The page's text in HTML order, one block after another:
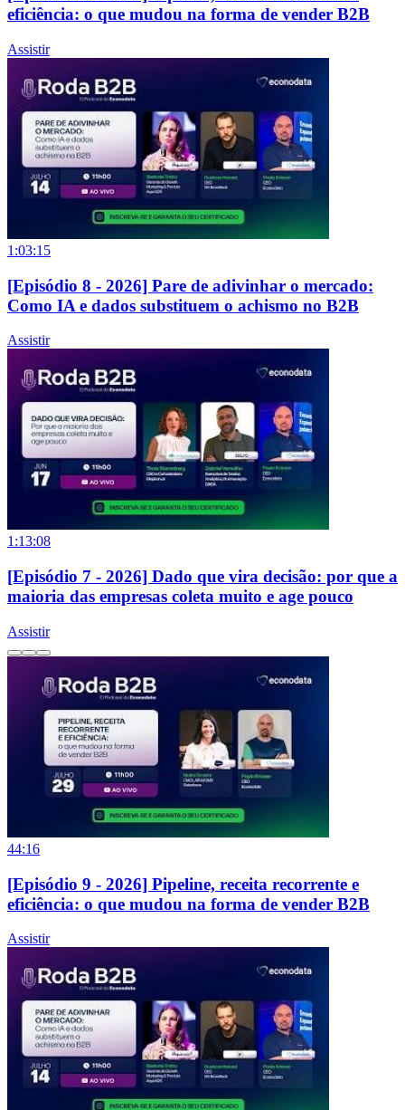
eficiência: o que mudou na forma de vender B2B
Assistir
1:03:15
[Episódio 8 - 2026] Pare de adivinhar o mercado:
Como IA e dados substituem o achismo no B2B
Assistir
1:13:08
[Episódio 7 - 2026] Dado que vira decisão: por que a
maioria das empresas coleta muito e age pouco
Assistir
44:16
[Episódio 9 - 2026] Pipeline, receita recorrente e
eficiência: o que mudou na forma de vender B2B
Assistir